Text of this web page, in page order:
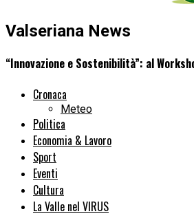
Valseriana News
“Innovazione e Sostenibilità”: al
Cronaca
Meteo
Politica
Economia & Lavoro
Sport
Eventi
Cultura
La Valle nel VIRUS